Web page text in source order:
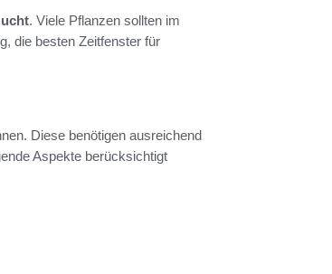
. Viele Pflanzen sollten im
die besten Zeitfenster für
Diese benötigen ausreichend
Aspekte berücksichtigt